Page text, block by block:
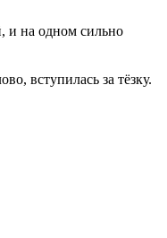
и на одном сильно
вступилась за тёзку.